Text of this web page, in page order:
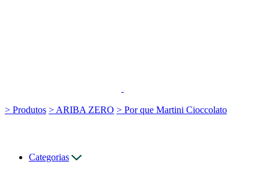
> Produtos > ARIBA ZERO > Por que Martini Cioccolato
Categorias